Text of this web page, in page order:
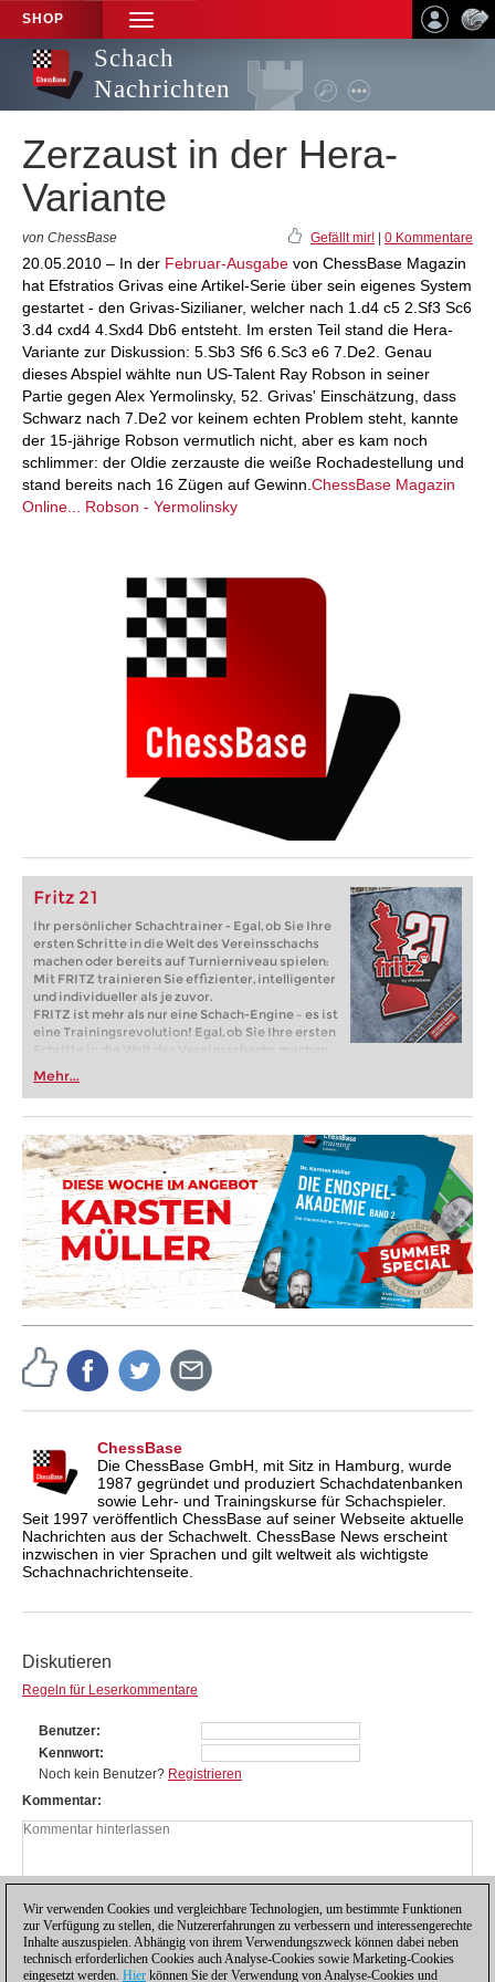
SHOP
TOGGLE
NAVIGATION
Schach
Nachrichten
Zerzaust in der Hera-
Variante
von ChessBase Gefällt mir! 0 Kommentare
20.05.2010 – In der Februar-Ausgabe von ChessBase Magazin
hat Efstratios Grivas eine Artikel-Serie über sein eigenes System
gestartet - den Grivas-Sizilianer, welcher nach 1.d4 c5 2.Sf3 Sc6
3.d4 cxd4 4.Sxd4 Db6 entsteht. Im ersten Teil stand die Hera-
Variante zur Diskussion: 5.Sb3 Sf6 6.Sc3 e6 7.De2. Genau
dieses Abspiel wählte nun US-Talent Ray Robson in seiner
Partie gegen Alex Yermolinsky, 52. Grivas' Einschätzung, dass
Schwarz nach 7.De2 vor keinem echten Problem steht, kannte
der 15-jährige Robson vermutlich nicht, aber es kam noch
schlimmer: der Oldie zerzauste die weiße Rochadestellung und
stand bereits nach 16 Zügen auf Gewinn. ChessBase Magazin
Online...
Robson - Yermolinsky
Fritz 21
Ihr persönlicher Schachtrainer - Egal, ob Sie Ihre
ersten Schritte in die Welt des Vereinsschachs
machen oder bereits auf Turnierniveau spielen:
Mit FRITZ trainieren Sie effizienter, intelligenter
und individueller als je zuvor.
FRITZ ist mehr als nur eine Schach-Engine – es ist
eine Trainingsrevolution! Egal, ob Sie Ihre ersten
Schritte in die Welt des Vereinsschachs machen
oder bereits auf Turnierniveau spielen: Mit
FRITZ trainieren Sie effizienter, intelligenter und
individueller als je zuvor.
Mehr...
ChessBase
Die ChessBase GmbH, mit Sitz in Hamburg, wurde
1987 gegründet und produziert Schachdatenbanken
sowie Lehr- und Trainingskurse für Schachspieler.
Seit 1997 veröffentlich ChessBase auf seiner Webseite aktuelle
Nachrichten aus der Schachwelt. ChessBase News erscheint
inzwischen in vier Sprachen und gilt weltweit als wichtigste
Schachnachrichtenseite.
Diskutieren
Regeln für Leserkommentare
Benutzer
Kennwort
Noch kein Benutzer? Registrieren
Kommentar
Wir verwenden Cookies und vergleichbare Technologien, um bestimmte Funktionen
zur Verfügung zu stellen, die Nutzererfahrungen zu verbessern und interessengerechte
Inhalte auszuspielen. Abhängig von ihrem Verwendungszweck können dabei neben
technisch erforderlichen Cookies auch Analyse-Cookies sowie Marketing-Cookies
eingesetzt werden. Hier können Sie der Verwendung von Analyse-Cookies und